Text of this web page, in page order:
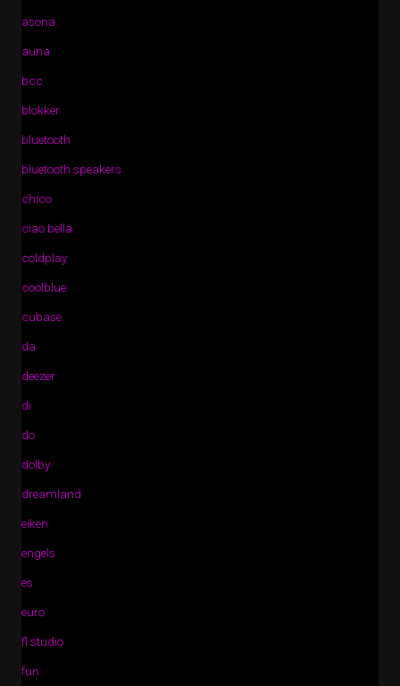
asona
auna
bcc
blokker
bluetooth
bluetooth speakers
chico
ciao bella
coldplay
coolblue
cubase
da
deezer
di
do
dolby
dreamland
eiken
engels
es
euro
fl studio
fun